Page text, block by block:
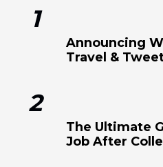
1
Announcing
Travel &
2
The Ultimate
Job After